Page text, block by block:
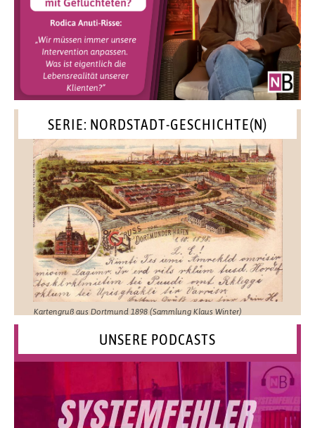
SERIE: NORDSTADT-GESCHICHTE(N)
Kartengruß aus Dortmund 1898 (Sammlung Klaus Winter)
UNSERE PODCASTS